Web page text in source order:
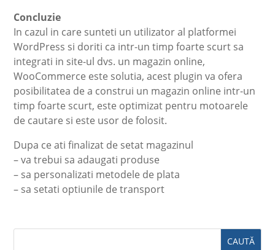
Concluzie
In cazul in care sunteti un utilizator al platformei
WordPress si doriti ca intr-un timp foarte scurt sa
integrati in site-ul dvs. un magazin online,
WooCommerce este solutia, acest plugin va ofera
posibilitatea de a construi un magazin online intr-un
timp foarte scurt, este optimizat pentru motoarele
de cautare si este usor de folosit.
Dupa ce ati finalizat de setat magazinul
– va trebui sa adaugati produse
– sa personalizati metodele de plata
– sa setati optiunile de transport